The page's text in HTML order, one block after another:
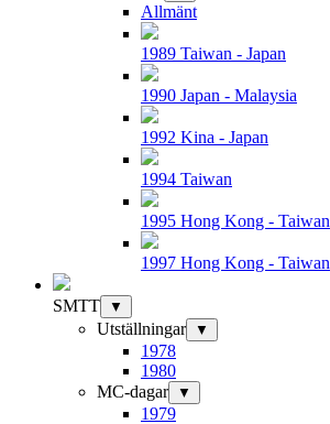
Allmänt
1989 Taiwan - Japan
1990 Japan - Malaysia
1992 Kina - Japan
1994 Taiwan
1995 Hong Kong - Taiwan
1997 Hong Kong - Taiwan
SMTT ▼
Utställningar ▼
1978
1980
MC-dagar
▼
1979